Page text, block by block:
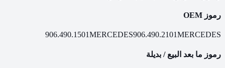
رموز OEM
906.490.1501MERCEDES906.490.2101MERCEDES
رموز ما بعد البيع / بديلة